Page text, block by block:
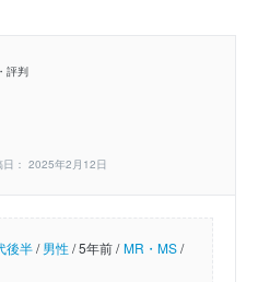
評判
： 2025年2月12日
後半/男性/5年前 / MR・MS/